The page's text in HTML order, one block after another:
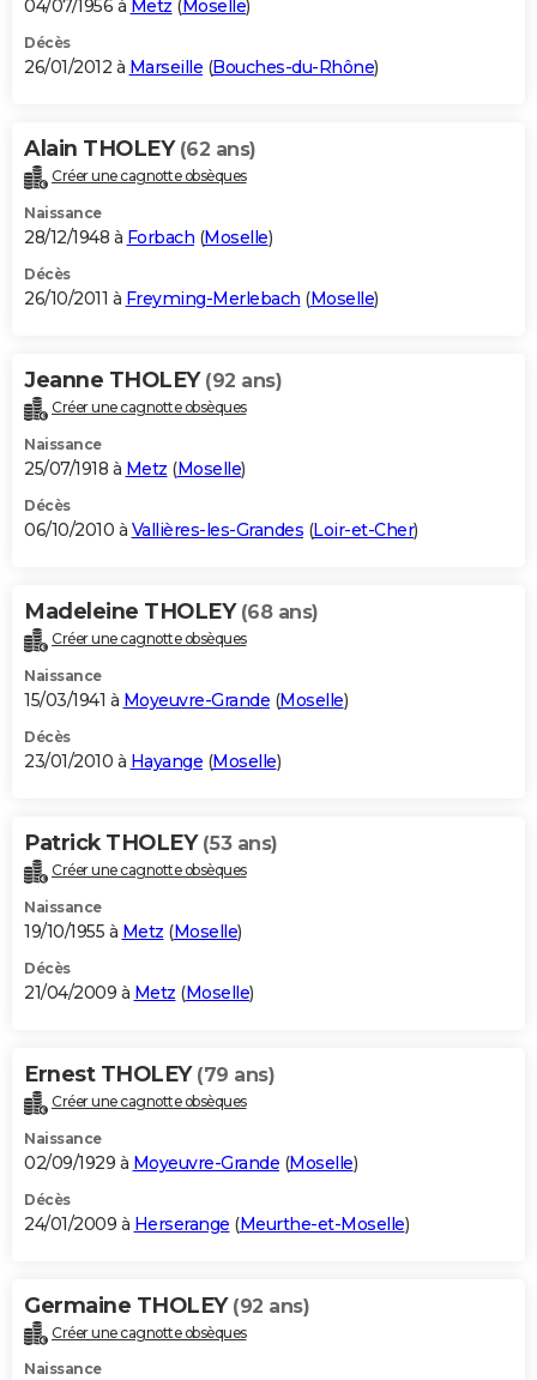
04/07/1956 à Metz ( Moselle)
Décès
26/01/2012 à Marseille (Bouches-du-Rhône)
Alain THOLEY (62 ans)
Créer une cagnotte obsèques
Naissance
28/12/1948 à Forbach (Moselle)
Décès
26/10/2011 à Freyming-Merlebach (Moselle)
Jeanne THOLEY (92 ans)
Créer une cagnotte obsèques
Naissance
25/07/1918 à Metz (Moselle)
Décès
06/10/2010 à Vallières-les-Grandes (Loir-et-Cher)
Madeleine THOLEY (68 ans)
Créer une cagnotte obsèques
Naissance
15/03/1941 à Moyeuvre-Grande (Moselle)
Décès
23/01/2010 à Hayange (Moselle)
Patrick THOLEY (53 ans)
Créer une cagnotte obsèques
Naissance
19/10/1955 à Metz (Moselle)
Décès
21/04/2009 à Metz (Moselle)
Ernest THOLEY (79 ans)
Créer une cagnotte obsèques
Naissance
02/09/1929 à Moyeuvre-Grande (Moselle)
Décès
24/01/2009 à Herserange (Meurthe-et-Moselle)
Germaine THOLEY (92 ans)
Créer une cagnotte obsèques
Naissance